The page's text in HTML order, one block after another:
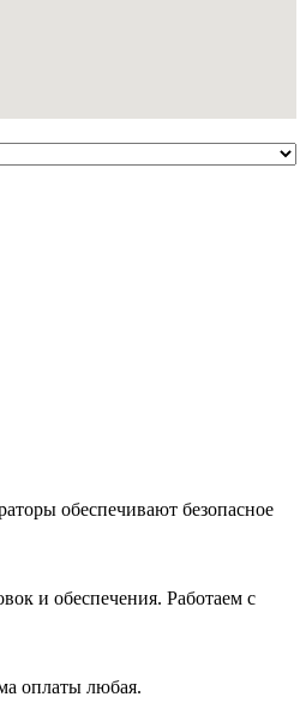
обеспечивают безопасное
и обеспечения. Работаем с
оплаты любая.